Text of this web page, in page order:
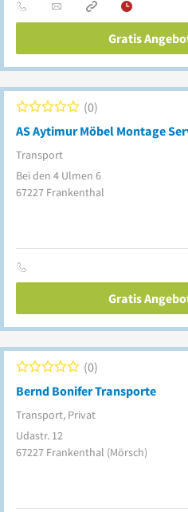
Gratis
AS Aytimur Möbel Montage
Transport
0
Bei den 4 Ulmen 6
67227 Frankenthal
Gratis
Bernd Bonifer Transporte
Transport, Privat
0
Udastr. 12
67227 Frankenthal (Mörsch)